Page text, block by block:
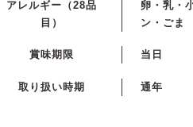
アレルギー （28品
目）
卵・乳・
ン・ごま
賞味期限 当日
取り扱い時期 通年